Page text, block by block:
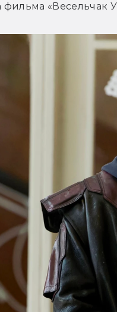
«Весельчак